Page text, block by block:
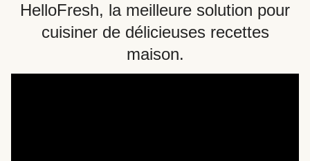
HelloFresh, la meilleure solution pour
cuisiner de délicieuses recettes
maison.